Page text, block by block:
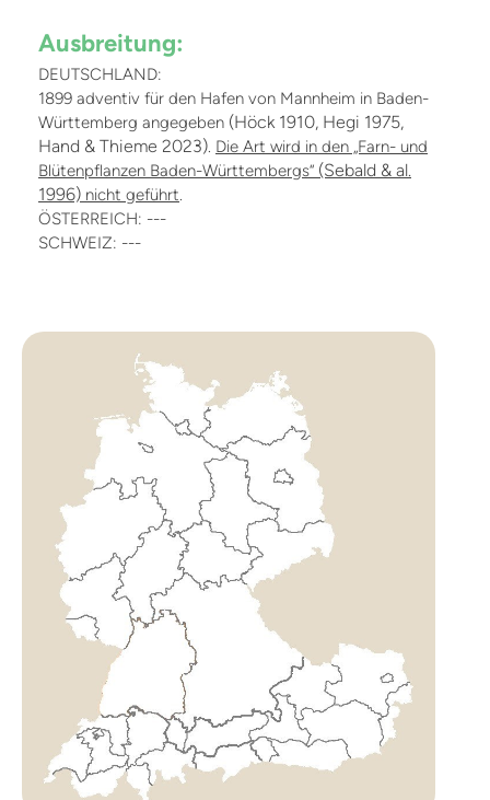
Ausbreitung:
DEUTSCHLAND:
1899 adventiv für den Hafen von Mannheim in Baden-
Württemberg angegeben (Höck 1910, Hegi 1975,
Hand & Thieme 2023). Die Art wird in den „Farn- und
Blütenpflanzen Baden-Württembergs“ (Sebald & al.
1996) nicht geführt.
ÖSTERREICH: ---
SCHWEIZ: ---